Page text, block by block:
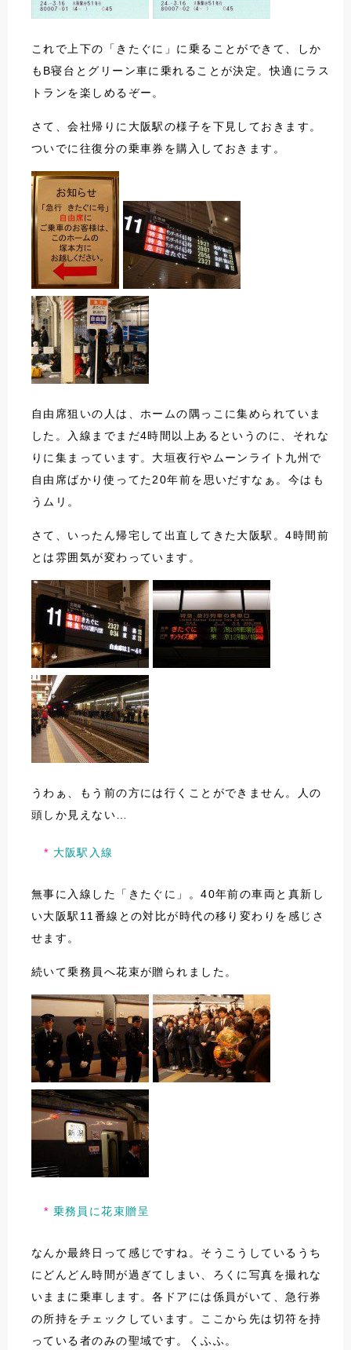
これで上下の「きたぐに」に乗ることができて、しか
もB寝台とグリーン車に乗れることが決定。快適にラス
トランを楽しめるぞー。
さて、会社帰りに大阪駅の様子を下見しておきます。
ついでに往復分の乗車券を購入しておきます。
自由席狙いの人は、ホームの隅っこに集められていま
した。入線までまだ4時間以上あるというのに、それな
りに集まっています。大垣夜行やムーンライト九州で
自由席ばかり使ってた20年前を思いだすなぁ。今はも
うムリ。
さて、いったん帰宅して出直してきた大阪駅。4時間前
とは雰囲気が変わっています。
うわぁ、もう前の方には行くことができません。人の
頭しか見えない…
大阪駅入線
無事に入線した「きたぐに」。40年前の車両と真新し
い大阪駅11番線との対比が時代の移り変わりを感じさ
せます。
続いて乗務員へ花束が贈られました。
乗務員に花束贈呈
なんか最終日って感じですね。そうこうしているうち
にどんどん時間が過ぎてしまい、ろくに写真を撮れな
いままに乗車します。各ドアには係員がいて、急行券
の所持をチェックしています。ここから先は切符を持
っている者のみの聖域です。くふふ。